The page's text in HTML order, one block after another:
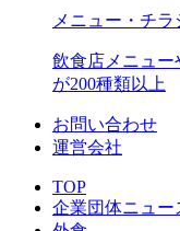
メニュー・チラ
飲食店メニュー
が200種類以上
お問い合わせ
運営会社
TOP
企業団体ニュー